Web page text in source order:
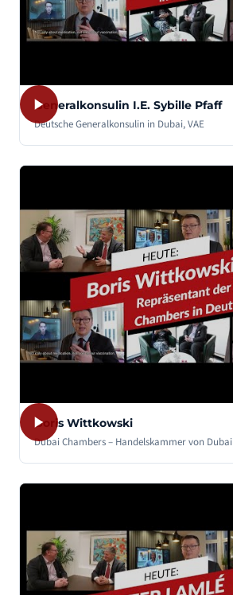
Generalkonsulin I.E. Sybille Pfaff
Deutsche Generalkonsulin in Dubai, VAE
Boris Wittkowski
Dubai Chambers – Handelskammer von Dubai